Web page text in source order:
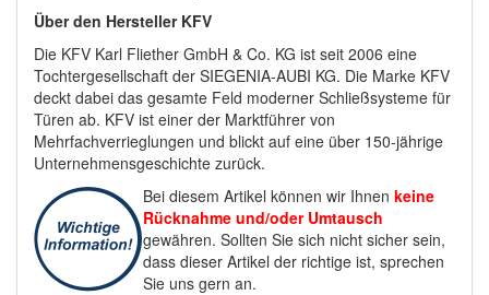
Über den Hersteller KFV
Die KFV Karl Fliether GmbH & Co. KG ist seit 2006 eine
Tochtergesellschaft der SIEGENIA-AUBI KG. Die Marke KFV
deckt dabei das gesamte Feld moderner Schließsysteme für
Türen ab. KFV ist einer der Marktführer von
Mehrfachverrieglungen und blickt auf eine über 150-jährige
Unternehmensgeschichte zurück.
Bei diesem Artikel können wir Ihnen keine
Rücknahme und/oder Umtausch
gewähren. Sollten Sie sich nicht sicher sein,
dass dieser Artikel der richtige ist, sprechen
Sie uns gern an.